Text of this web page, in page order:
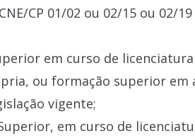
CP 01/02 ou 02/15 ou 02/
em curso de
ou formação superior em
vigente;
em curso de